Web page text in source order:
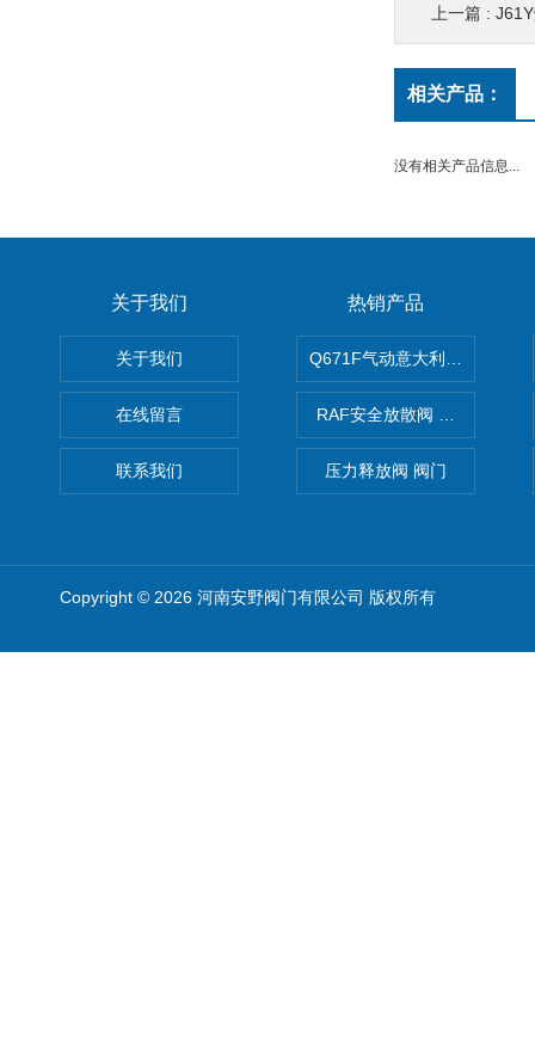
上一篇 :
相关产品：
没有相关产品信息...
关于我们
关于我们
在线留言
联系我们
热销产品
Q671F气动意大利式薄型球阀
RAF安全放散阀 阀生产
压力释放阀 阀门
Copyright © 2026 河南安野阀门有限公司 版权所有